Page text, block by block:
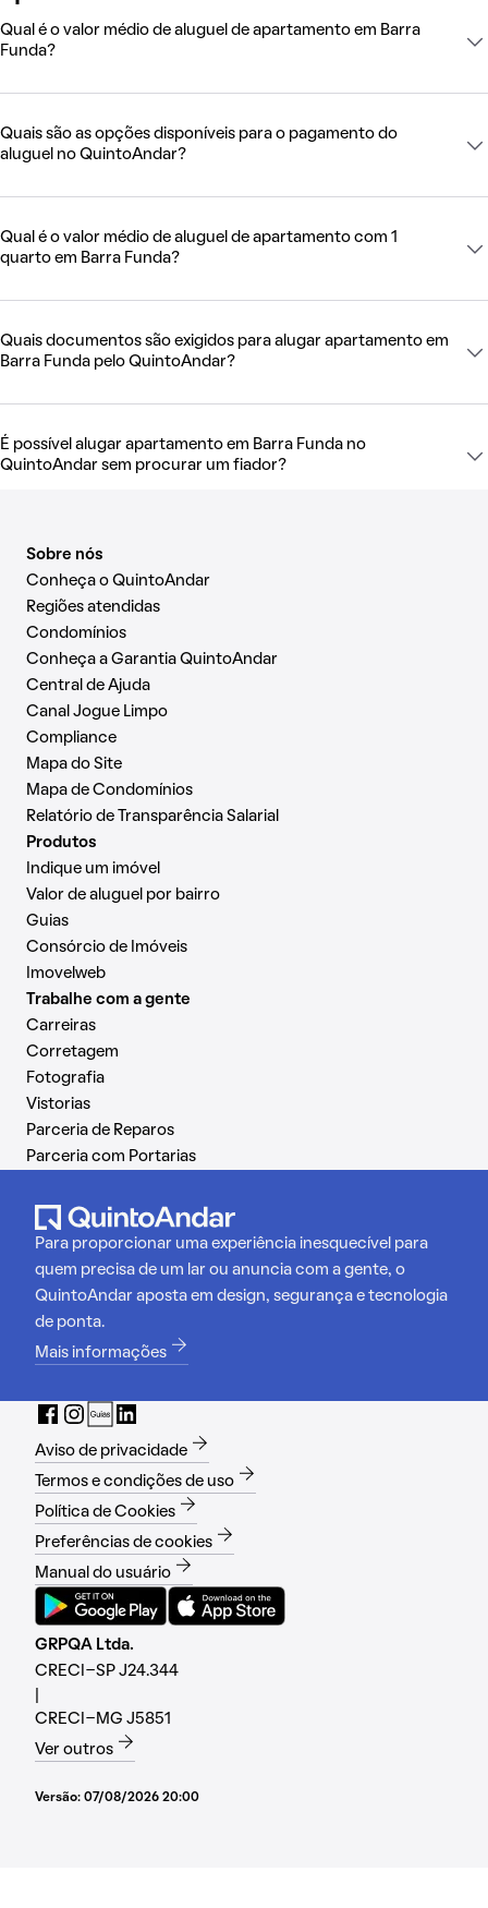
Qual é o valor médio de aluguel de apartamento em Barra
Funda?
Quais são as opções disponíveis para o pagamento do
aluguel no QuintoAndar?
Qual é o valor médio de aluguel de apartamento com 1
quarto em Barra Funda?
Quais documentos são exigidos para alugar apartamento em
Barra Funda pelo QuintoAndar?
É possível alugar apartamento em Barra Funda no
QuintoAndar sem procurar um fiador?
Sobre nós
Conheça o QuintoAndar
Regiões atendidas
Condomínios
Conheça a Garantia QuintoAndar
Central de Ajuda
Canal Jogue Limpo
Compliance
Mapa do Site
Mapa de Condomínios
Relatório de Transparência Salarial
Produtos
Indique um imóvel
Valor de aluguel por bairro
Guias
Consórcio de Imóveis
Imovelweb
Trabalhe com a gente
Carreiras
Corretagem
Fotografia
Vistorias
Parceria de Reparos
Parceria com Portarias
Para proporcionar uma experiência inesquecível para
quem precisa de um lar ou anuncia com a gente, o
QuintoAndar aposta em design, segurança e tecnologia
de ponta.
Mais informações
Aviso de privacidade
Termos e condições de uso
Política de Cookies
Preferências de cookies
Manual do usuário
GRPQA Ltda.
CRECI-SP J24.344
CRECI-MG J5851
Ver outros
Versão: 07/08/2026 20:00